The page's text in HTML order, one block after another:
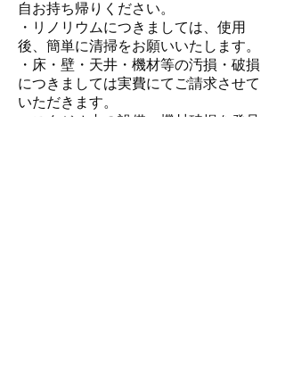
自お持ち帰りください。
・リノリウムにつきましては、使用
後、簡単に清掃をお願いいたします。
・床・壁・天井・機材等の汚損・破損
につきましては実費にてご請求させて
いただきます。
・スタジオ内の設備、機材破損を発見